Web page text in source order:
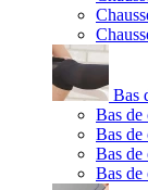
Bas
Bas de
Bas de
Bas de
Bas de